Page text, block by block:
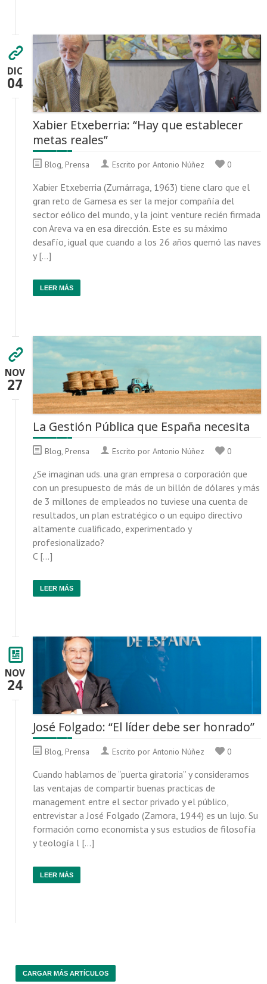
DIC
04
Xabier Etxeberria: “Hay que establecer
metas reales”
Blog, Prensa Escrito por Antonio Núñez 0
Xabier Etxeberria (Zumárraga, 1963) tiene claro que el
gran reto de Gamesa es ser la mejor compañía del
sector eólico del mundo, y la joint venture recién firmada
con Areva va en esa dirección. Este es su máximo
desafío, igual que cuando a los 26 años quemó las naves
y […]
LEER MÁS
NOV
27
La Gestión Pública que España necesita
Blog, Prensa Escrito por Antonio Núñez 0
¿Se imaginan uds. una gran empresa o corporación que
con un presupuesto de más de un billón de dólares y más
de 3 millones de empleados no tuviese una cuenta de
resultados, un plan estratégico o un equipo directivo
altamente cualificado, experimentado y
profesionalizado?
C […]
LEER MÁS
NOV
24
José Folgado: “El líder debe ser honrado”
Blog Prensa Escrito por Antonio Núñez 0
Cuando hablamos de “puerta giratoria” y consideramos
las ventajas de compartir buenas practicas de
management entre el sector privado y el público,
entrevistar a José Folgado (Zamora, 1944) es un lujo. Su
formación como economista y sus estudios de filosofía
y teología l […]
LEER MÁS
CARGAR MÁS ARTÍCULOS